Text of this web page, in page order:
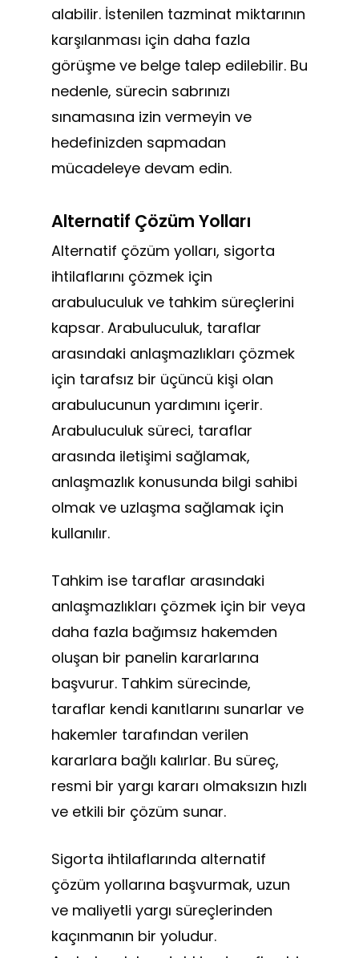
alabilir. İstenilen tazminat miktarının
karşılanması için daha fazla
görüşme ve belge talep edilebilir. Bu
nedenle, sürecin sabrınızı
sınamasına izin vermeyin ve
hedefinizden sapmadan
mücadeleye devam edin.
Alternatif Çözüm Yolları
Alternatif çözüm yolları, sigorta
ihtilaflarını çözmek için
arabuluculuk ve tahkim süreçlerini
kapsar. Arabuluculuk, taraflar
arasındaki anlaşmazlıkları çözmek
için tarafsız bir üçüncü kişi olan
arabulucunun yardımını içerir.
Arabuluculuk süreci, taraflar
arasında iletişimi sağlamak,
anlaşmazlık konusunda bilgi sahibi
olmak ve uzlaşma sağlamak için
kullanılır.
Tahkim ise taraflar arasındaki
anlaşmazlıkları çözmek için bir veya
daha fazla bağımsız hakemden
oluşan bir panelin kararlarına
başvurur. Tahkim sürecinde,
taraflar kendi kanıtlarını sunarlar ve
hakemler tarafından verilen
kararlara bağlı kalırlar. Bu süreç,
resmi bir yargı kararı olmaksızın hızlı
ve etkili bir çözüm sunar.
Sigorta ihtilaflarında alternatif
çözüm yollarına başvurmak, uzun
ve maliyetli yargı süreçlerinden
kaçınmanın bir yoludur.